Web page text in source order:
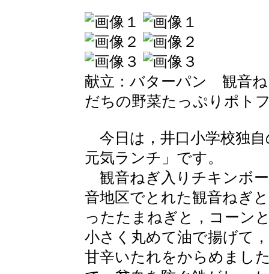
献立：バターパン 観音
だちの野菜たっぷりポト
今日は，井口小学校独
元気ランチ」です。
観音ねぎ入りチキンボ
音地区でとれた観音ねぎ
ったたまねぎと，コーン
小さく丸めて油で揚げて
甘辛いたれをからめまし